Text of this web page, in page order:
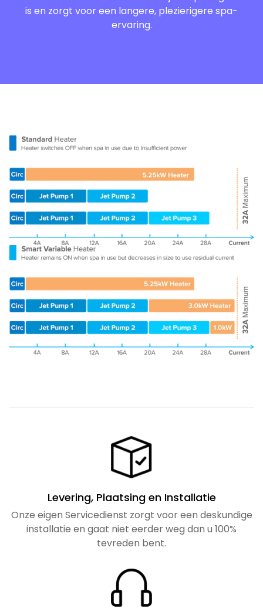
is en zorgt voor een langere, plezierigere spa-
ervaring.
Levering, Plaatsing en Installatie
Onze eigen Servicedienst zorgt voor een deskundige
installatie en gaat niet eerder weg dan u 100%
tevreden bent.